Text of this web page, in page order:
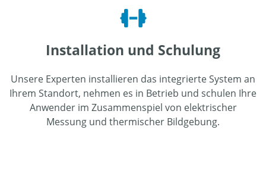
Installation und Schulung
Unsere Experten installieren das integrierte System an
Ihrem Standort, nehmen es in Betrieb und schulen Ihre
Anwender im Zusammenspiel von elektrischer
Messung und thermischer Bildgebung.